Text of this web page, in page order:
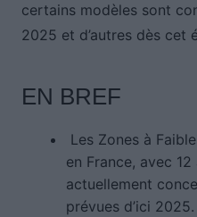
certains modèles sont
2025 et d’autres dès cet
EN BREF
Les Zones à
en France, avec
actuellement
prévues d’ici 2025.